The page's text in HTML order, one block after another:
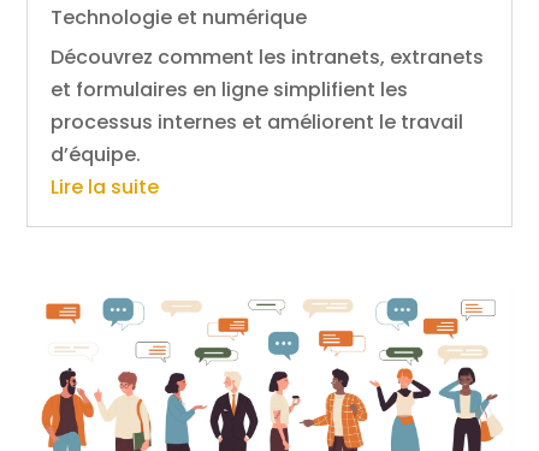
Technologie et numérique
Découvrez comment les intranets, extranets
et formulaires en ligne simplifient les
processus internes et améliorent le travail
d’équipe.
Lire la suite